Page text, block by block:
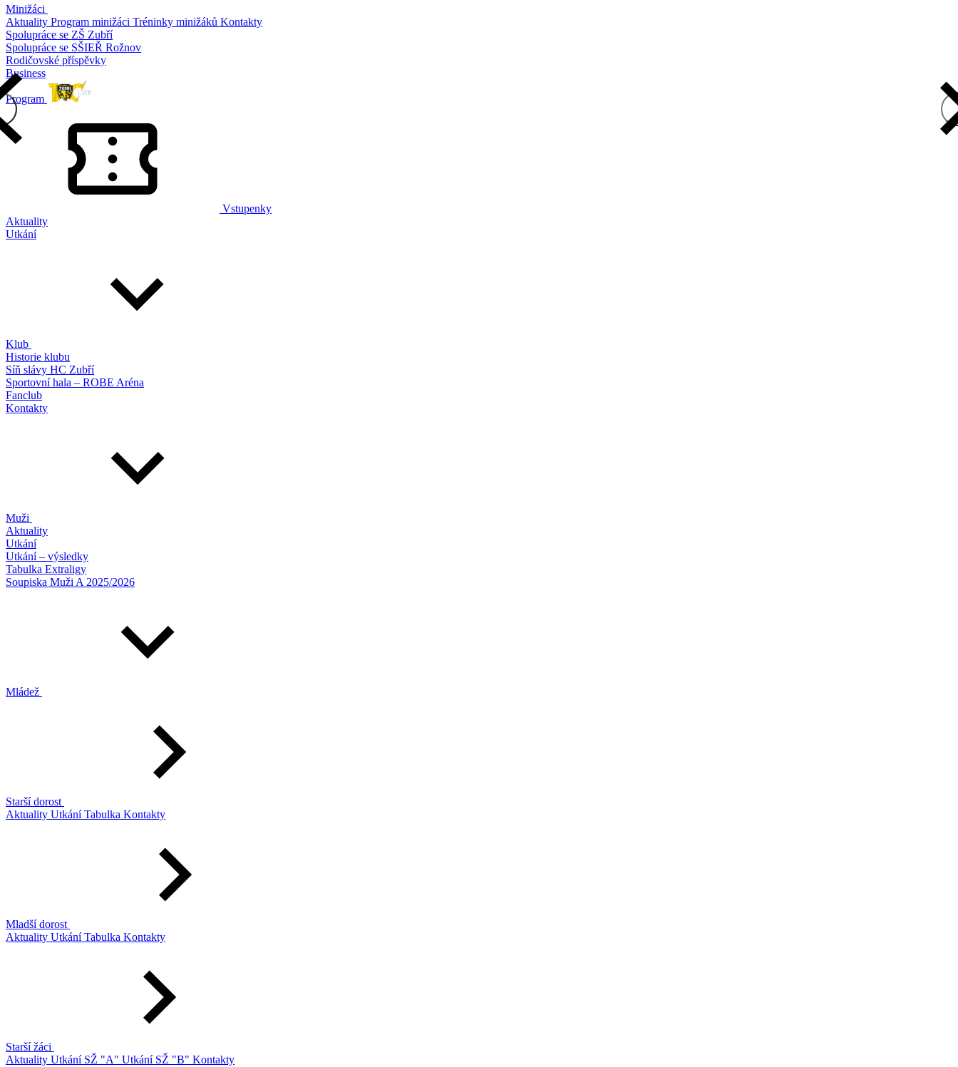
Minižáci
Aktuality Program minižáci Tréninky minižáků Kontakty
Spolupráce se ZŠ Zubří
Spolupráce se SŠIEŘ Rožnov
Rodičovské příspěvky
Business
Program
Vstupenky
Aktuality
Utkání
Klub
Historie klubu
Síň slávy HC Zubří
Sportovní hala – ROBE Aréna
Fanclub
Kontakty
Muži
Aktuality
Utkání
Utkání – výsledky
Tabulka Extraligy
Soupiska Muži A 2025/2026
Mládež
Starší dorost
Aktuality UtkáníTabulka Kontakty
Mladší dorost
Aktuality UtkáníTabulka Kontakty
Starší žáci
Aktuality Utkání SŽ "A" Utkání SŽ "B" Kontakty